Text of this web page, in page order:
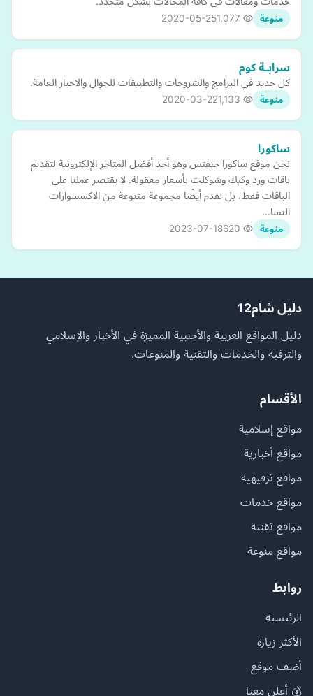
منوعة 2020-05-25
سرابـة كوم
كل جديد في البرامج والشروحات والتطبيقات للجوال والاخبار العامة.
منوعة 2020-03-22
ساكورا
نحن موقع ساكورا جيفتس وهو أحد أفضل المتاجر الإلكترونية لتقديم
باقات ورد وكيك وشوكلت بأسعار معقولة. لا يقتصر عملنا على
الباقات فقط، بل نقدم أيضًا مجموعة متنوعة من الاكسسوارات
النسا…
منوعة 2023-07-18
دليل شام12
دليل المواقع العربية والأجنبية المميزة في الأخبار والإسلامي
والترفيه والخدمات والتقنية والمنوعات.
الأقسام
مواقع إسلامية
مواقع أخبارية
مواقع ترفيهية
مواقع خدمات
مواقع تقنية
مواقع منوعة
روابط
الرئيسية
الأكثر زيارة
أضف موقع
💰 أعلن معنا